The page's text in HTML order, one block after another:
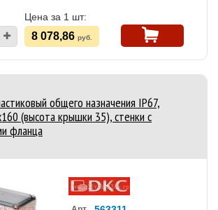
Цена за 1 шт:
8 078,86 руб.
общего назначения IP67,
(высота крышки 35), стенки с
фланца